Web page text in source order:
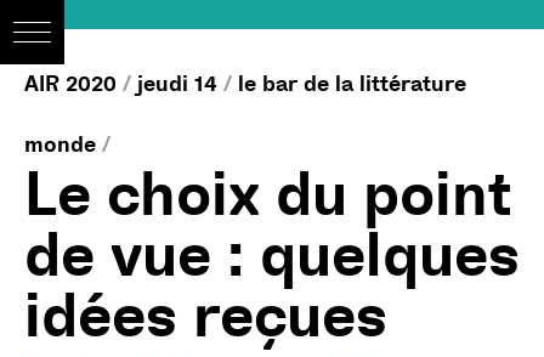
AIR 2020 / jeudi 14 / le bar de la littérature
monde /
Le choix du point
de vue : quelques
idées reçues